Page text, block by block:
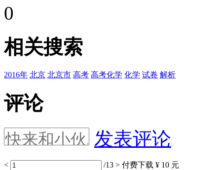
0
相关搜索
2016年 北京 北京市 高考 高考化学 化学 试卷 解析
评论
发表评论
< /13 > 付费下载 ¥ 10 元